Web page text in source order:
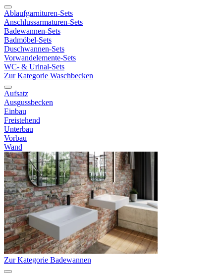
Ablaufgarnituren-Sets
Anschlussarmaturen-Sets
Badewannen-Sets
Badmöbel-Sets
Duschwannen-Sets
Vorwandelemente-Sets
WC- & Urinal-Sets
Zur Kategorie Waschbecken
Aufsatz
Ausgussbecken
Einbau
Freistehend
Unterbau
Vorbau
Wand
Zur Kategorie Badewannen